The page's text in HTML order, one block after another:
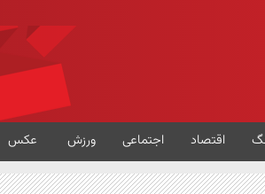
اقتصاد اجتماعی ورزش عکس